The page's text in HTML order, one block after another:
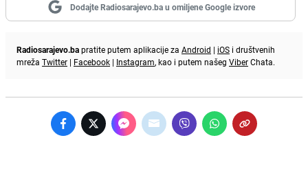
Dodajte Radiosarajevo.ba u omiljene Google izvore
Radiosarajevo.bapratite putem aplikacije za Android | iOS i društvenih
mreža Twitter | Facebook | Instagram, kao i putem našeg ViberChata.